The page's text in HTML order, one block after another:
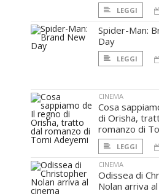
LEGGI
Spider-Man:
Day
LEGGI
CINEMA
Cosa
di Orisha,
romanzo di
LEGGI
CINEMA
Odissea di
Nolan arriva